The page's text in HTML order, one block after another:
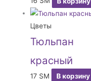
Цветы
Тюльпан
красный
17 ЅМ В корзину